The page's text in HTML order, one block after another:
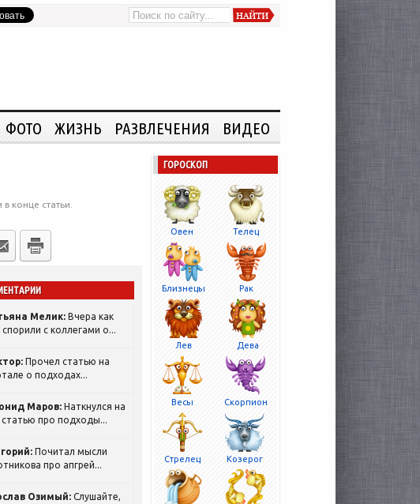
ФОТО ЖИЗНЬ РАЗВЛЕЧЕНИЯ ВИДЕО
конце статьи.
Мелик: Вчера как
спорили с коллегами о...
Прочел статью на
о подходах...
Маров: Наткнулся на
статью про подходы...
Почитал мысли
про апгрей...
Озимый: Слушайте,
ГОРОСКОП
Овен Телец
Близнецы Рак
Лев Дева
Весы Скорпион
Стрелец Козерог